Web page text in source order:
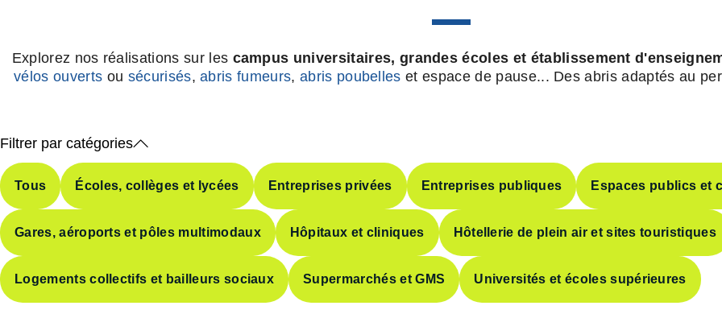
Explorez nos réalisations sur les campus universitaires, grandes écoles et établissement
vélos ouverts ou sécurisés,abris fumeurs, abris poubelles et espace de pause... Des abris adaptés au
Filtrer par catégories
Tous Écoles, collèges et lycées Entreprises privées Entreprises publiques Espaces publics et
Gares, aéroports et pôles multimodaux Hôpitaux et cliniques Hôtellerie de plein air et sites touristiques
Logements collectifs et bailleurs sociaux Supermarchés et GMS Universités et écoles supérieures